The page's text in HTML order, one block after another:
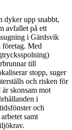
dyker upp snabbt,
avfallet på ett
i Gärdsvik
företag. Med
till
stopp, suger
och risken för
skonsam mot
i
och
samt